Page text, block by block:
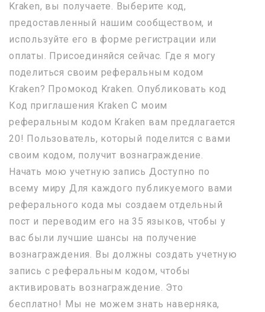
Kraken, вы получаете. Выберите код,
предоставленный нашим сообществом, и
используйте его в форме регистрации или
оплаты. Присоединяйся сейчас. Где я могу
поделиться своим реферальным кодом
Kraken? Промокод Kraken. Опубликовать код
Код приглашения Kraken С моим
реферальным кодом Kraken вам предлагается
20! Пользователь, который поделится с вами
своим кодом, получит вознаграждение.
Начать мою учетную запись Доступно по
всему миру Для каждого публикуемого вами
реферального кода мы создаем отдельный
пост и переводим его на 35 языков, чтобы у
вас были лучшие шансы на получение
вознаграждения. Вы должны создать учетную
запись с реферальным кодом, чтобы
активировать вознаграждение. Это
бесплатно! Мы не можем знать наверняка,